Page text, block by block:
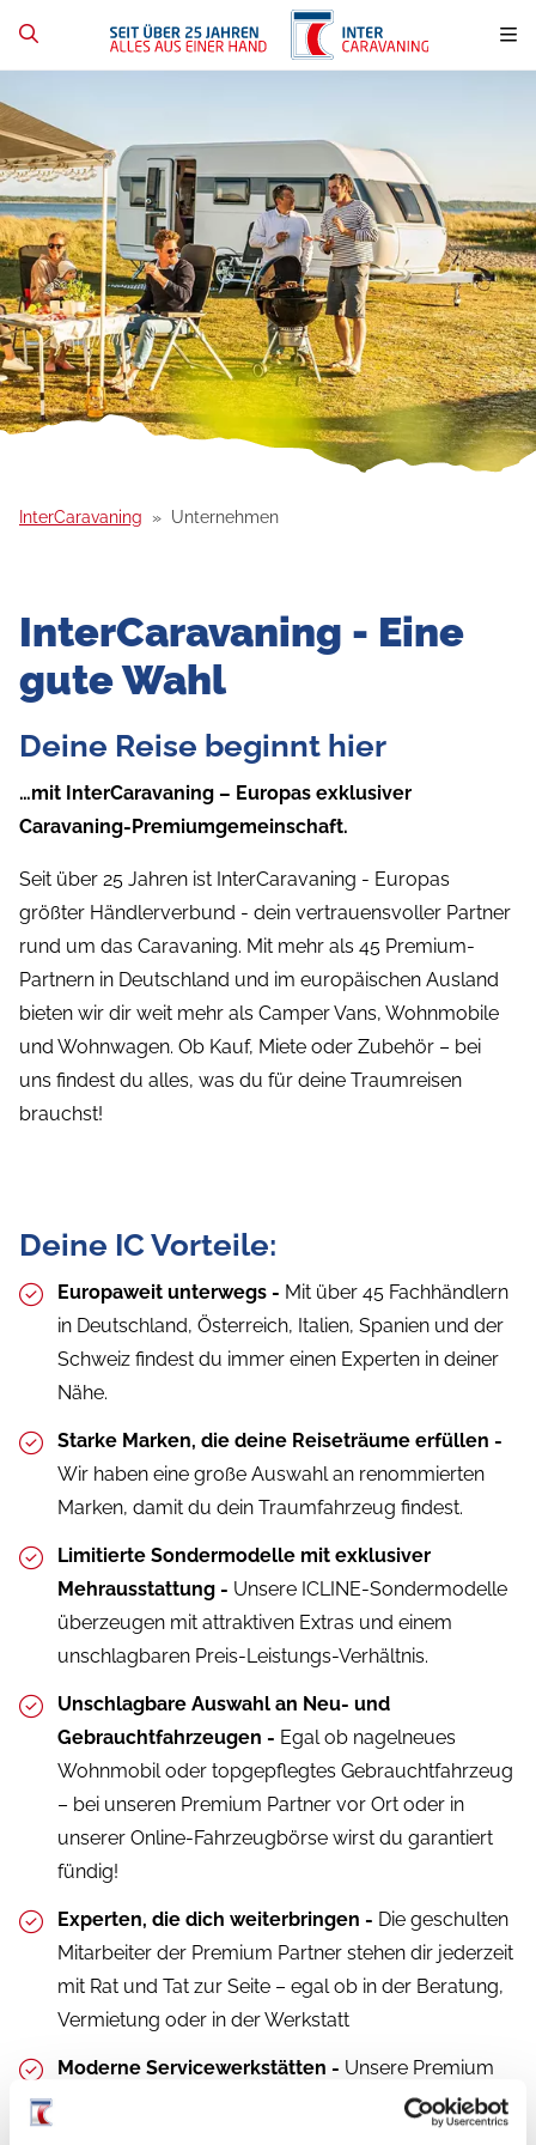
InterCaravaning Unternehmen
InterCaravaning - Eine
gute Wahl
Deine Reise beginnt hier
…mit InterCaravaning – Europas exklusiver
Caravaning-Premiumgemeinschaft.
Seit über 25 Jahren ist InterCaravaning - Europas
größter Händlerverbund - dein vertrauensvoller Partner
rund um das Caravaning. Mit mehr als 45 Premium-
Partnern in Deutschland und im europäischen Ausland
bieten wir dir weit mehr als Camper Vans, Wohnmobile
und Wohnwagen. Ob Kauf, Miete oder Zubehör – bei
uns findest du alles, was du für deine Traumreisen
brauchst!
Deine IC Vorteile:
Europaweit unterwegs - Mit über 45 Fachhändlern
in Deutschland, Österreich, Italien, Spanien und der
Schweiz findest du immer einen Experten in deiner
Nähe.
Starke Marken, die deine Reiseträume erfüllen -
Wir haben eine große Auswahl an renommierten
Marken, damit du dein Traumfahrzeug findest.
Limitierte Sondermodelle mit exklusiver
Mehrausstattung - Unsere ICLINE-Sondermodelle
überzeugen mit attraktiven Extras und einem
unschlagbaren Preis-Leistungs-Verhältnis.
Unschlagbare Auswahl an Neu- und
Gebrauchtfahrzeugen - Egal ob nagelneues
Wohnmobil oder topgepflegtes Gebrauchtfahrzeug
– bei unseren Premium Partner vor Ort oder in
unserer Online-Fahrzeugbörse wirst du garantiert
fündig!
Experten, die dich weiterbringen - Die geschulten
Mitarbeiter der Premium Partner stehen dir jederzeit
mit Rat und Tat zur Seite – egal ob in der Beratung,
Vermietung oder in der Werkstatt
Moderne Servicewerkstätten - Unsere Premium
Partner verfügen über moderne Werkstätten, die dir
bei Reparaturen oder Nachrüstungen professionell